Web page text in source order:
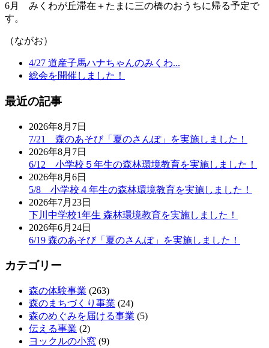
6月 みくわが丘滞在＋たまに三の橋のおうちに帰る予定で
す。
（ながお）
4/27 道産子馬ハナちゃんのみくわ...
総会を開催しました！
最近の記事
2026年8月7日
7/21 森のあそび「夏のさんぽ」を実施しました！
2026年8月7日
6/12 小学校５年生の森林環境教育を実施しました！
2026年8月6日
5/8 小学校４年生の森林環境教育を実施しました！
2026年7月23日
下川中学校1年生 森林環境教育を実施しました！
2026年6月24日
6/19 森のあそび「夏のさんぽ」を実施しました！
カテゴリー
森の体験事業 (263)
森のまちづくり事業 (24)
森のめぐみを届ける事業 (5)
伝える事業 (2)
ヨックルの小窓 (9)